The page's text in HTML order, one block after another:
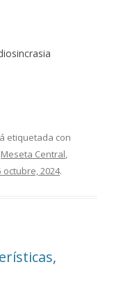
etiquetada con
Meseta Central,
octubre, 2024.